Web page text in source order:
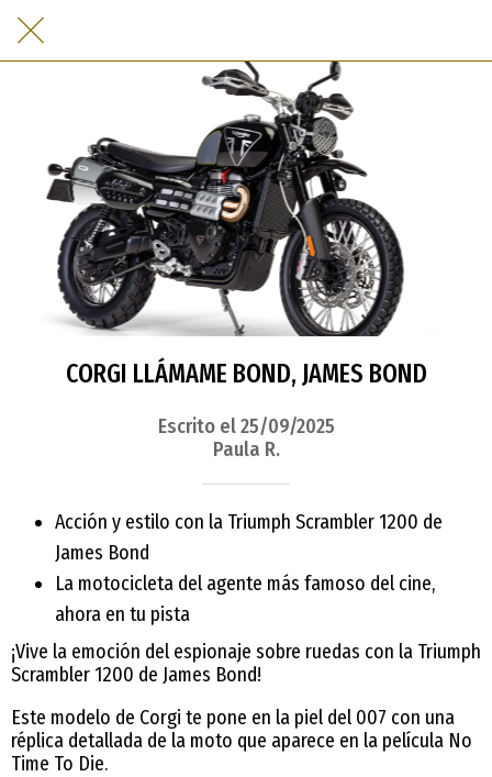
CORGI LLÁMAME BOND, JAMES BOND
Escrito el 25/09/2025
Paula R.
Acción y estilo con la Triumph Scrambler 1200 de
James Bond
La motocicleta del agente más famoso del cine,
ahora en tu pista
¡Vive la emoción del espionaje sobre ruedas con la Triumph
Scrambler 1200 de James Bond!
Este modelo de Corgi te pone en la piel del 007 con una
réplica detallada de la moto que aparece en la película No
Time To Die.